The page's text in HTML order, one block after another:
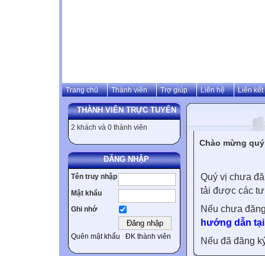
Trang chủ Thành viên Trợ giúp Liên hệ Liên kết
THÀNH VIÊN TRỰC TUYẾN
2 khách và 0 thành viên
ĐĂNG NHẬP
Tên truy nhập
Mật khẩu
Ghi nhớ
Quên mật khẩu ĐK thành viên
Chào mừng
Quý vị chưa
tải được các
Nếu chưa
hướng dẫn
Nếu đã đăng